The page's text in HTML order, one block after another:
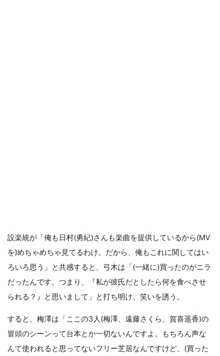
設楽統が「俺も日村(勇紀)さんも楽曲を提供しているから(MV
を)めちゃめちゃ見てるわけ。だから、俺もこれに関してはい
ろいろ思う」と共感すると、弓木は「(一緒に)買ったのがニラ
だったんです。つまり、『私が彼氏だとしたら何を食べさせ
られる？』と思いまして」と打ち明け、笑いを誘う。
すると、梅澤は「ここの3人(梅澤、遠藤さくら、賀喜遥香)の
冒頭のシーンって台本とか一切ないんですよ。もちろん声な
んて使われると思ってないフリー芝居なんですけど、(買った